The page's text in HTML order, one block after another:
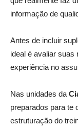
informação de
Antes de incluir
ideal é avaliar
experiência no
Nas unidades da
preparados para te
estruturação do